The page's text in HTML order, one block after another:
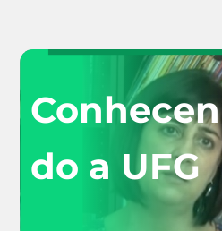
Conhecen
do a UFG